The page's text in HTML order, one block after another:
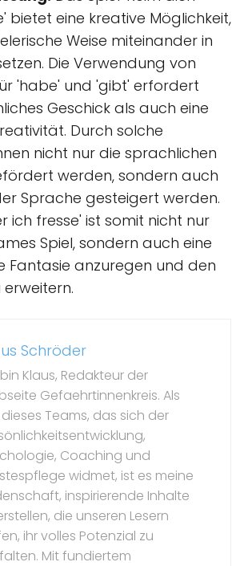
bietet eine kreative Möglichkeit,
Weise miteinander in
Die Verwendung von
'habe' und 'gibt' erfordert
Geschick als auch eine
Durch solche
nicht nur die sprachlichen
werden, sondern auch
Sprache gesteigert werden.
ich fresse' ist somit nicht nur
Spiel, sondern auch eine
Fantasie anzuregen und den
Schröder
Klaus, Redakteur der
Gefaehrtinnenkreis. Als
dieses Teams, das sich der
Coaching und
widmet, ist es meine
inspirierende Inhalte
die unseren Lesern
ihr volles Potenzial zu
Mit fundiertem